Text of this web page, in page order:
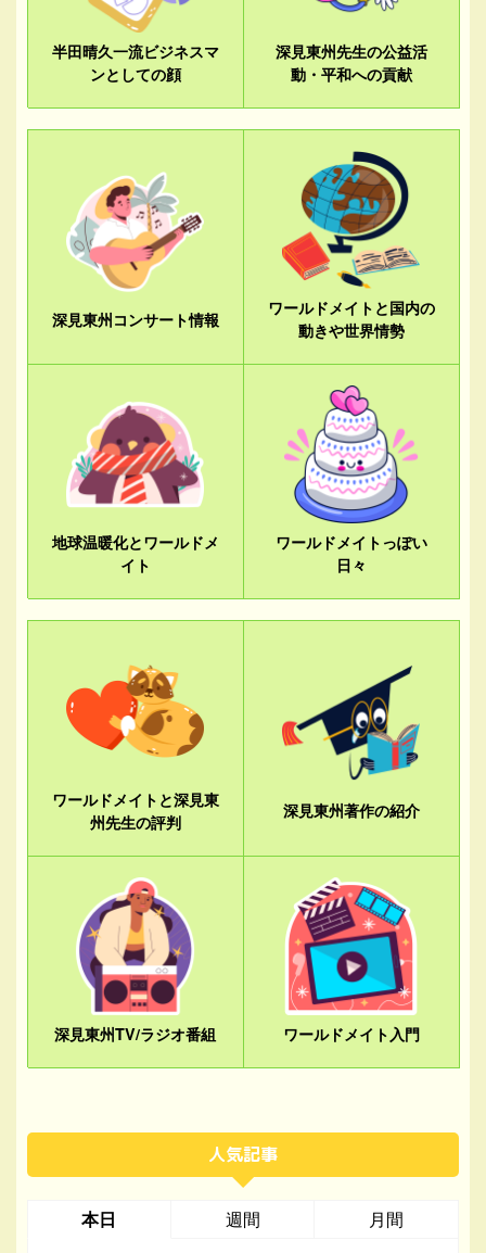
半田晴久一流ビジネスマ
ンとしての顔
深見東州先生の公益活
動・平和への貢献
深見東州コンサート情報
ワールドメイトと国内の
動きや世界情勢
地球温暖化とワールドメ
イト
ワールドメイトっぽい
日々
ワールドメイトと深見東
州先生の評判
深見東州著作の紹介
深見東州TV/ラジオ番組 ワールドメイト入門
人気記事
本日 週間 月間